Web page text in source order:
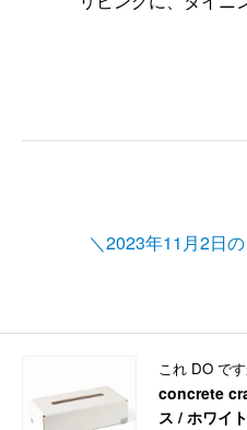
＼2023年11月2日
これ DO で
concrete
ス / ホワイト